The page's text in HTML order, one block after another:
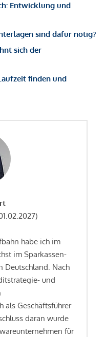
Entwicklung und
sind dafür nötig?
sich der
finden und
habe ich im
im Sparkassen-
Deutschland. Nach
und
als Geschäftsführer
daran wurde
für